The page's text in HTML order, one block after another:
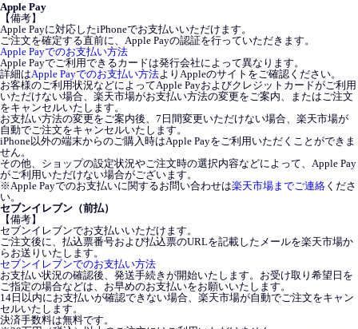
Apple Pay
【備考】
Apple Payに対応したiPhoneでお支払いいただけます。
ご注文を確定する直前に、Apple Payの認証を行っていただきます。
Apple Payでのお支払い方法
Apple Payでご利用できるカードは発行会社によって異なります。
詳細はApple Payでのお支払い方法よりAppleのサイトをご確認ください。
お客様のご利用状況などによってApple Payおよびクレジットカードがご利用
いただけない場合、楽天市場がお支払い方法の変更をご案内、またはご注文
をキャンセルいたします。
お支払い方法の変更をご案内後、7日間変更いただけない場合、楽天市場が
自動でご注文をキャンセルいたします。
iPhone以外の端末からのご購入時はApple Payをご利用いただくことができま
せん。
その他、ショップの設定状況やご注文時の選択内容などによって、Apple Pay
がご利用いただけない場合がございます。
※Apple Payでのお支払いに関するお問い合わせは楽天市場までご連絡 くださ
い。
セブンイレブン（前払）
【備考】
セブンイレブンでお支払いいただけます。
ご注文後に、払込票番号および払込票のURLを記載したメールを楽天市場か
らお送りいたします。
セブンイレブンでのお支払い方法
お支払い状況の確認後、発送手続きが開始いたします。お受け取り希望日を
ご指定の場合などは、お早めのお支払いをお願いいたします。
14日以内にお支払いが確認できない場合、楽天市場が自動でご注文をキャン
セルいたします。
決済手数料は無料です。